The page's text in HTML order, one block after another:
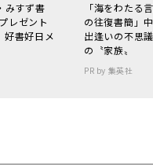
みすず書
レゼント
好書好日メ
「海をわた
の往復書簡」
出逢いの不思
の〝家族〟
PR by 集英社